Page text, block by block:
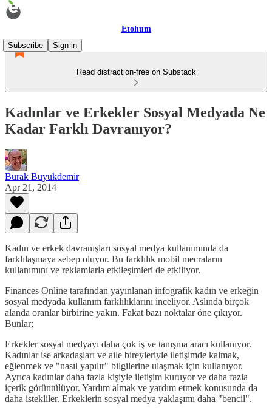
Etohum
Subscribe
Sign in
Read distraction-free on Substack
Kadınlar ve Erkekler Sosyal Medyada Ne
Kadar Farklı Davranıyor?
Burak Buyukdemir
Apr 21, 2014
Kadın ve erkek davranışları sosyal medya kullanımında da
farklılaşmaya sebep oluyor. Bu farklılık mobil mecraların
kullanımını ve reklamlarla etkileşimleri de etkiliyor.
Finances Online tarafından yayınlanan infografik kadın ve erkeğin
sosyal medyada kullanım farklılıklarını inceliyor. Aslında birçok
alanda oranlar birbirine yakın. Fakat bazı noktalar öne çıkıyor.
Bunlar;
Erkekler sosyal medyayı daha çok iş ve tanışma aracı kullanıyor.
Kadınlar ise arkadaşları ve aile bireyleriyle iletişimde kalmak,
eğlenmek ve "nasıl yapılır" bilgilerine ulaşmak için kullanıyor.
Ayrıca kadınlar daha fazla kişiyle iletişim kuruyor ve daha fazla
içerik görüntülüyor. Yardım almak ve yardım etmek konusunda da
daha istekliler. Erkeklerin sosyal medya yaklaşımı daha "bencil".